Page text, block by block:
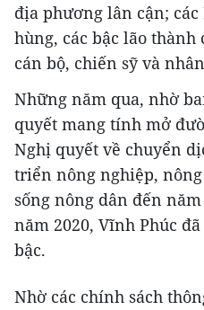
địa phương lân cận;
hùng, các bậc lão thành
cán bộ, chiến sỹ và
Những năm qua, nhờ
quyết mang tính mở
Nghị quyết về chuyển
triển nông nghiệp,
sống nông dân đến
năm 2020, Vĩnh Phúc
bậc.
Nhờ các chính sách